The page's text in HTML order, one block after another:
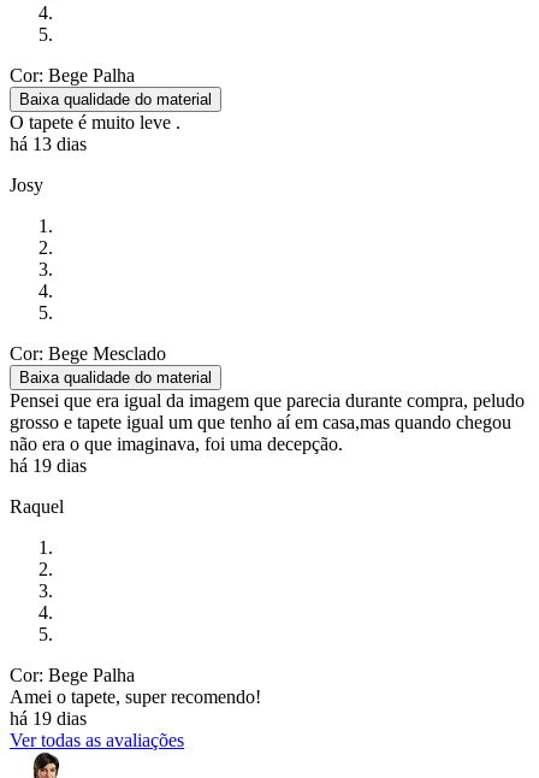
Cor: Bege Palha
Baixa qualidade do material
O tapete é muito leve .
há 13 dias
Josy
Cor: Bege Mesclado
Baixa qualidade do material
Pensei que era igual da imagem que parecia durante compra, peludo
grosso e tapete igual um que tenho aí em casa,mas quando chegou
não era o que imaginava, foi uma decepção.
há 19 dias
Raquel
Cor: Bege Palha
Amei o tapete, super recomendo!
há 19 dias
Ver todas as avaliações